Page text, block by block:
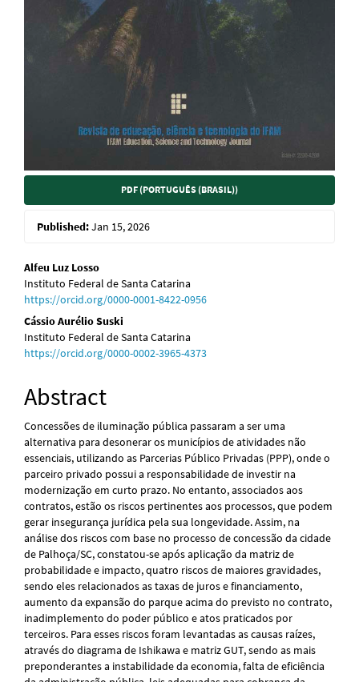
PDF (PORTUGUÊS (BRASIL))
Published:Jan 15, 2026
Main
Article
Content
Alfeu Luz Losso
Instituto Federal de Santa Catarina
https://orcid.org/0000-0001-8422-0956
Cássio Aurélio Suski
Instituto Federal de Santa Catarina
https://orcid.org/0000-0002-3965-4373
Abstract
Concessões de iluminação pública passaram a ser uma
alternativa para desonerar os municípios de atividades não
essenciais, utilizando as Parcerias Público Privadas (PPP), onde o
parceiro privado possui a responsabilidade de investir na
modernização em curto prazo. No entanto, associados aos
contratos, estão os riscos pertinentes aos processos, que podem
gerar insegurança jurídica pela sua longevidade. Assim, na
análise dos riscos com base no processo de concessão da cidade
de Palhoça/SC, constatou-se após aplicação da matriz de
probabilidade e impacto, quatro riscos de maiores gravidades,
sendo eles relacionados as taxas de juros e financiamento,
aumento da expansão do parque acima do previsto no contrato,
inadimplemento do poder público e atos praticados por
terceiros. Para esses riscos foram levantadas as causas raízes,
através do diagrama de Ishikawa e matriz GUT, sendo as mais
preponderantes a instabilidade da economia, falta de eficiência